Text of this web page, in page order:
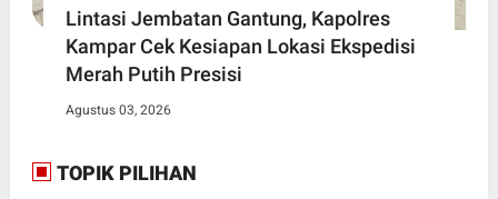
Lintasi Jembatan Gantung, Kapolres
Kampar Cek Kesiapan Lokasi Ekspedisi
Merah Putih Presisi
Agustus 03, 2026
TOPIK PILIHAN